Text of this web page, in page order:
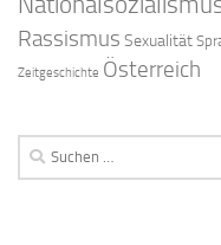
Rassismus Sexualität
Zeitgeschichte Österreich
Suchen
nach: